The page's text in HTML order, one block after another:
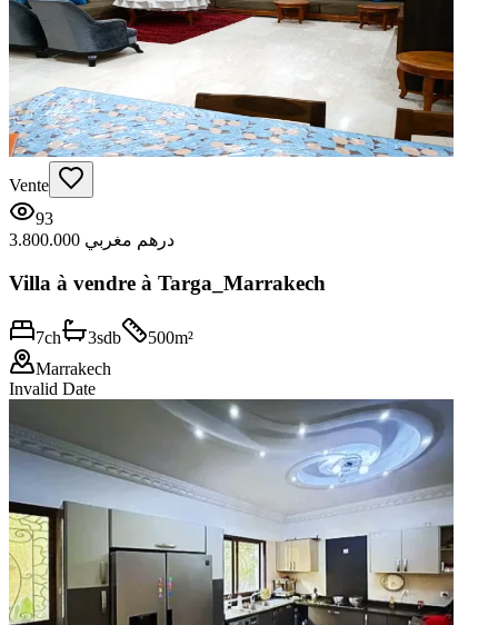
Vente
93
3.800.000 درهم مغربي
Villa à vendre à Targa_Marrakech
7ch 3sdb 500m²
Marrakech
Invalid Date